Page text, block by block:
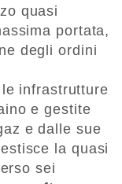
quasi
portata,
degli ordini
infrastrutture
e gestite
e dalle sue
la quasi
sei